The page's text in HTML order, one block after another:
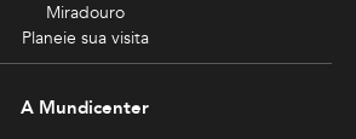
Miradouro
Planeie sua visita
A Mundicenter